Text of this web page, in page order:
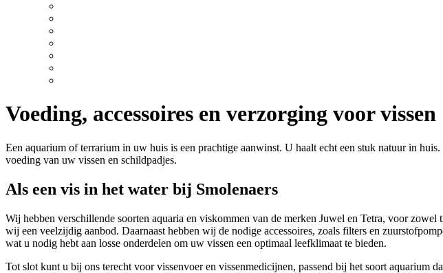
Voeding, accessoires en verzorging voor vissen
Een aquarium of terrarium in uw huis is een prachtige aanwinst. U haalt echt een stuk natuur in
voeding van uw vissen en schildpadjes.
Als een vis in het water bij Smolenaers
Wij hebben verschillende soorten aquaria en viskommen van de merken Juwel en Tetra, voor
wij een veelzijdig aanbod. Daarnaast hebben wij de nodige accessoires, zoals filters en
wat u nodig hebt aan losse onderdelen om uw vissen een optimaal leefklimaat te bieden.
Tot slot kunt u bij ons terecht voor vissenvoer en vissenmedicijnen, passend bij het soort aquarium